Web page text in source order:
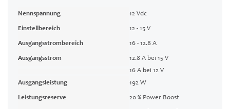
Nennspannung 12 Vdc
Einstellbereich 12 - 15 V
Ausgangsstrombereich 16 - 12.8 A
Ausgangsstrom
12.8 A bei 15 V
16 A bei 12 V
Ausgangsleistung
192 W
Leistungsreserve 20 % Power Boost